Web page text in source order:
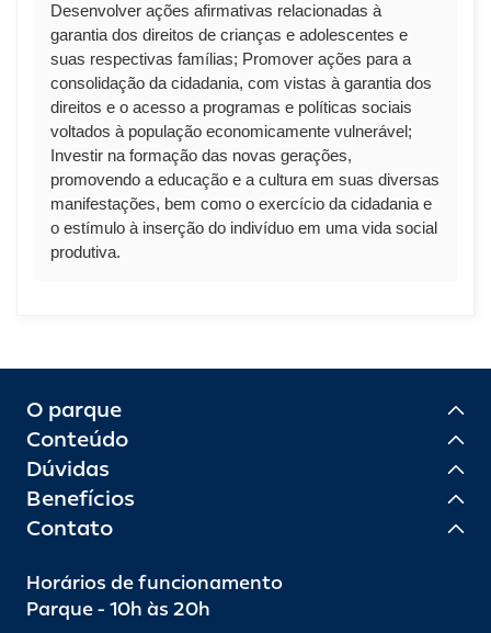
Desenvolver ações afirmativas relacionadas à
garantia dos direitos de crianças e adolescentes e
suas respectivas famílias; Promover ações para a
consolidação da cidadania, com vistas à garantia dos
direitos e o acesso a programas e políticas sociais
voltados à população economicamente vulnerável;
Investir na formação das novas gerações,
promovendo a educação e a cultura em suas diversas
manifestações, bem como o exercício da cidadania e
o estímulo à inserção do indivíduo em uma vida social
produtiva.
O parque
Conteúdo
Dúvidas
Benefícios
Contato
Horários de funcionamento
Parque - 10h às 20h